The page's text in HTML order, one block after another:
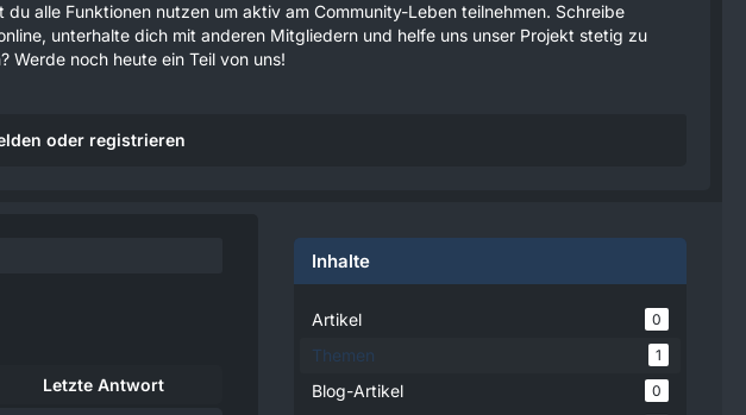
alle Funktionen nutzen um aktiv am Community-Leben teilnehmen. Schreibe
unterhalte dich mit anderen Mitgliedern und helfe uns unser Projekt stetig zu
Werde noch heute ein Teil von uns!
oder registrieren
Letzte Antwort
Inhalte
Artikel 0
Themen 1
Blog-Artikel 0